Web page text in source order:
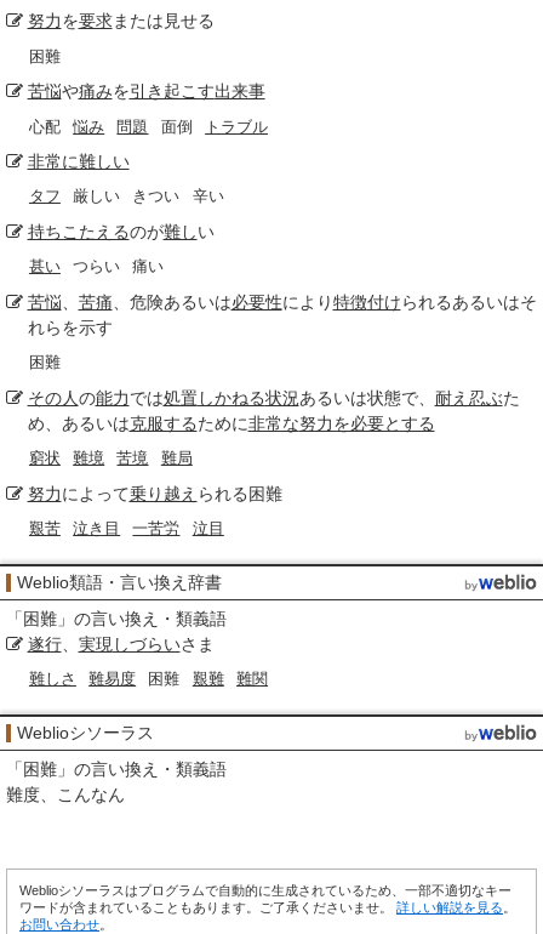
努力を要求または見せる
困難
苦悩や痛みを引き起こす出来事
心配 悩み 問題 面倒 トラブル
非常に難しい
タフ 厳しい きつい 辛い
持ちこたえるのが難しい
甚い つらい 痛い
苦悩 苦痛 、危険あるいは必要性により特徴付けられるあるいはそ
れらを示す
困難
その人の能力では処置しかねる状況あるいは状態で、 耐え忍ぶた
め、あるいは克服するために非常な努力を必要とする
窮状 難境 苦境 難局
努力によって乗り越え られる困難
艱苦 泣き目 一苦労 泣目
Weblio類語・言い換え辞書
「 困難 」の言い換え・類義語
遂行、 実現 しづらいさま
難しさ 難易度 困難 艱難 難関
Weblioシソーラス
「 困難 」の言い換え・類義語
難度
こんなん
Weblioシソーラスはプログラムで自動的に生成されているため、一部不適切なキー
ワードが含まれていることもあります。ご了承くださいませ。 詳しい解説を見る
お問い合わせ